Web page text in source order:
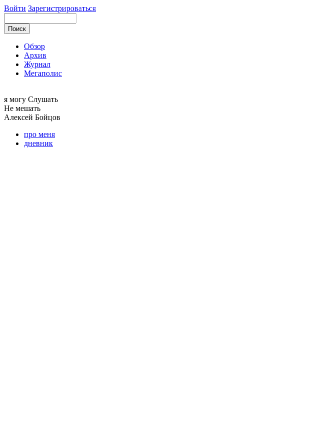
Войти Зарегистрироваться
Обзор
Архив
Журнал
Мегаполис
я могу Слушать
Не мешать
Алексей Бойцов
про меня
дневник